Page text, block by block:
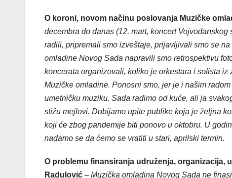
O koroni, novom načinu poslovanja Muzičke
decembra do danas (12. mart, koncert
radili, pripremali smo izveštaje, prijavljivali smo se
omladine Novog Sada napravili smo retrospektivu
koncerata organizovali, koliko je orkestara i solista
Muzičke omladine. Ponosni smo, jer je i našim
umetničku muziku. Sada radimo od kuće, ali ja
stižu mejlovi. Dobijamo upite publike koja je željna
koji će zbog pandemije biti ponovo u oktobru. U
nadamo se da ćemo se vratiti u stari, aprilski termin.
O problemu finansiranja udruženja, organizacija,
Radulović – Muzička omladina Novog Sada ne